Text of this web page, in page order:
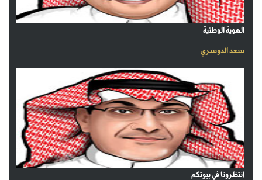
الهوية الوطنية
سعد الدوسري
انتظرونا في بيوتكم